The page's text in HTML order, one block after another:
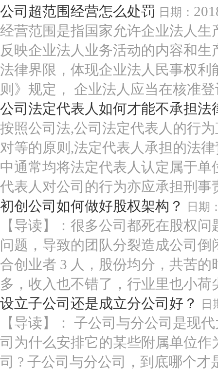
公司超范围经营怎么处罚 日期：
经营范围是指国家允许企业法人
反映企业法人业务活动的内容和
法律界限，体现企业法人民事权
则》规定， 企业法人应当在核准
公司法定代表人如何才能不承担法
按照公司法,公司法定代表人的行
对等的原则,法定代表人承担的法
中通常均将法定代表人认定属于
代表人对公司的行为亦应承担刑事
初创公司如何做好股权架构？
日期
【导读】：很多公司都死在股权
问题，导致的团队分裂造成公司
合创业者 3 人，股份均分，共苦
多，收入也不错了，行业里也小荷
设立子公司还是成立分公司好？
日
【导读】： 子公司与分公司是现
司为什么安排它的某些附属单位
司 ? 子公司与分公司，到底哪个